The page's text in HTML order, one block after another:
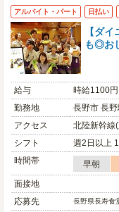
アルバイト・パート 日払い
【ダ
も◎お
給与
時給1100
勤務地
長野市 長
アクセス
北陸新幹線
シフト
週2日以上
時間帯
早朝
面接地
応募先
長野県長寿食